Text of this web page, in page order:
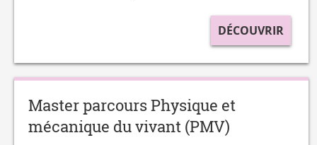
DÉCOUVRIR
Master parcours Physique et
mécanique du vivant (PMV)